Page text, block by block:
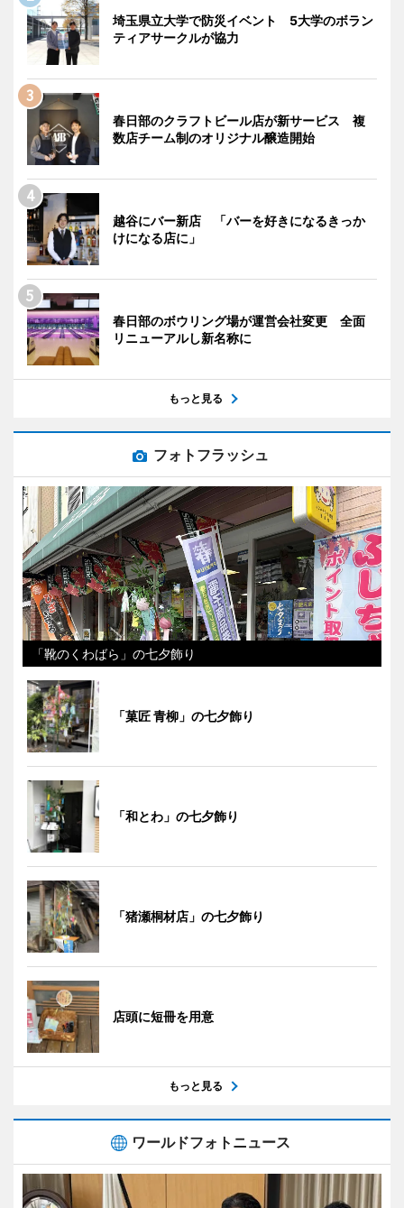
埼玉県立大学で防災イベント 5大学のボラン
ティアサークルが協力
春日部のクラフトビール店が新サービス 複
数店チーム制のオリジナル醸造開始
越谷にバー新店 「バーを好きになるきっか
けになる店に」
春日部のボウリング場が運営会社変更 全面
リニューアルし新名称に
もっと見る
フォトフラッシュ
「靴のくわばら」の七夕飾り
「菓匠 青柳」の七夕飾り
「和とわ」の七夕飾り
「猪瀬桐材店」の七夕飾り
店頭に短冊を用意
もっと見る
ワールドフォトニュース